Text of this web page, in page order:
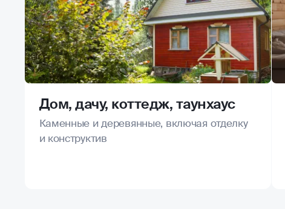
Дом, дачу, коттедж, таунхаус
Каменные и деревянные, включая отделку
и конструктив